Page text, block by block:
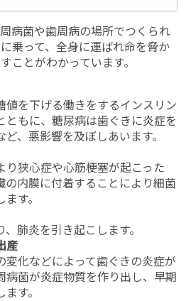
病菌や歯周病の場所でつくられ
乗って、全身に運ばれ命を脅か
ことがわかっています。
値を下げる働きをするインスリン
ともに、糖尿病は歯ぐきに炎症を
、悪影響を及ぼしあいます。
り狭心症や心筋梗塞が起こった
の内膜に付着することにより細菌
す。
肺炎を引き起こします。
産
変化などによって歯ぐきの炎症が
病菌が炎症物質を作り出し、早期
す。